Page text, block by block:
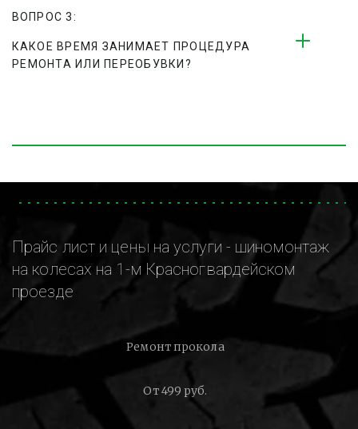
ВОПРОС 3:
КАКОЕ ВРЕМЯ ЗАНИМАЕТ ПРОЦЕДУРА
РЕМОНТА ИЛИ ПЕРЕОБУВКИ?
Прайс лист и цены на услуги - шиномонтаж
на колесах на 1-м Красногвардейском
проезде
Ремонт прокола
От 499 руб.